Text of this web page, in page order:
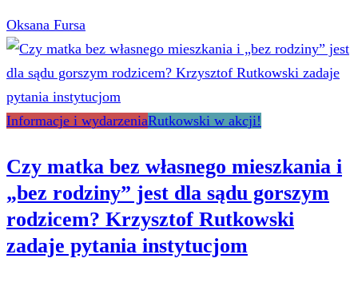
Oksana Fursa
Informacje i wydarzeniaRutkowski w akcji!
Czy matka bez własnego mieszkania i
„bez rodziny” jest dla sądu gorszym
rodzicem? Krzysztof Rutkowski
zadaje pytania instytucjom